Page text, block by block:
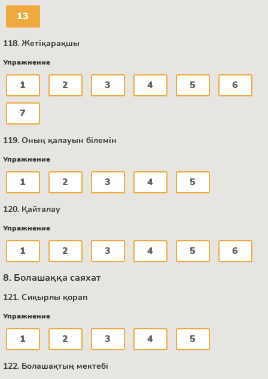
13
118. Жетіқарақшы
Упражнение
1 2 3 4 5 6
7
119. Оның қалауын білемін
Упражнение
1 2 3 4 5
120. Қайталау
Упражнение
1 2 3 4 5 6
8. Болашаққа саяхат
121. Сиқырлы қорап
Упражнение
1 2 3 4 5
122. Болашақтың мектебі